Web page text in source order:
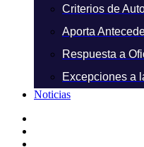
Criterios de
Aporta
Respuesta a
Excepciones a
Noticias